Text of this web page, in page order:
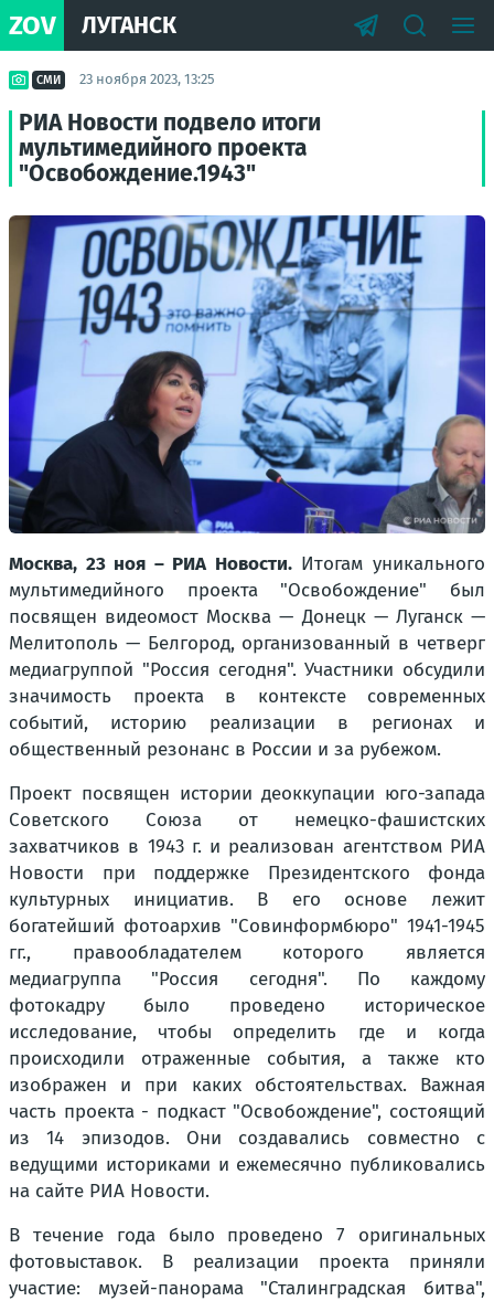
ZOV ЛУГАНСК
СМИ 23 ноября 2023, 13:25
РИА Новости подвело итоги
мультимедийного проекта
"Освобождение.1943"
Москва, 23 ноя – РИА Новости.Итогам уникального
мультимедийного проекта "Освобождение" был
посвящен видеомост Москва — Донецк — Луганск —
Мелитополь — Белгород, организованный в четверг
медиагруппой "Россия сегодня". Участники обсудили
значимость проекта в контексте современных
событий, историю реализации в регионах и
общественный резонанс в России и за рубежом.
Проект посвящен истории деоккупации юго-запада
Советского Союза от немецко-фашистских
захватчиков в 1943 г. и реализован агентством РИА
Новости при поддержке Президентского фонда
культурных инициатив. В его основе лежит
богатейший фотоархив "Совинформбюро" 1941-1945
гг., правообладателем которого является
медиагруппа "Россия сегодня". По каждому
фотокадру было проведено историческое
исследование, чтобы определить где и когда
происходили отраженные события, а также кто
изображен и при каких обстоятельствах. Важная
часть проекта - подкаст "Освобождение", состоящий
из 14 эпизодов. Они создавались совместно с
ведущими историками и ежемесячно публиковались
на сайте РИА Новости.
В течение года было проведено 7 оригинальных
фотовыставок. В реализации проекта приняли
участие: музей-панорама "Сталинградская битва",